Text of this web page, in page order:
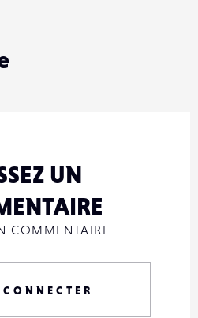
UN
COMMENTAIRE
CONNECTER